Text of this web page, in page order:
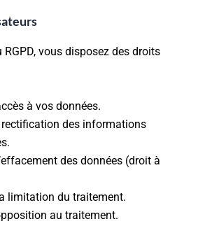
vous disposez des droits
à vos données.
rectification des informations
des données (droit à
limitation du traitement.
au traitement.